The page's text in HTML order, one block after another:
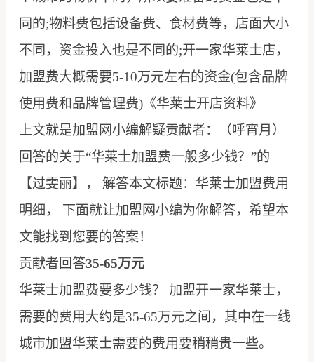
同的;物料费包括设备费、食材费等，店面大小
不同，资金投入也是不同的;开一家华莱士店，
加盟费大概需要5-10万元左右的资金(包含品牌
使用费和品牌管理费)《华莱士开店资料》
上文就是加盟网小编解疑贡献者：（呼宵月）
回答的关于“华莱士加盟费一般多少钱？”的
【过雯丽】， 解答本文标题：华莱士加盟费用
明细， 下面就让加盟网小编为你解答，希望本
文能找到您要的答案！
贡献者回答35-65万元
华莱士加盟费要多少钱？ 加盟开一家华莱士，
需要的费用大约是35-65万元之间，其中在一线
城市加盟华莱士需要的费用要稍稍贵一些。